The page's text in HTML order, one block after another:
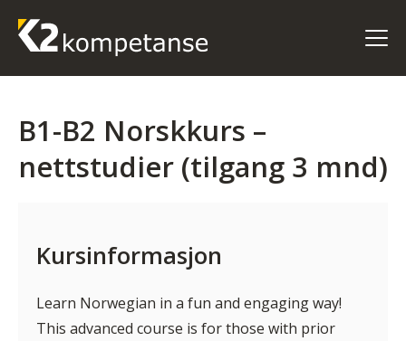
B1-B2 Norskkurs –
nettstudier (tilgang 3 mnd)
Kursinformasjon
Learn Norwegian in a fun and engaging way!
This advanced course is for those with prior